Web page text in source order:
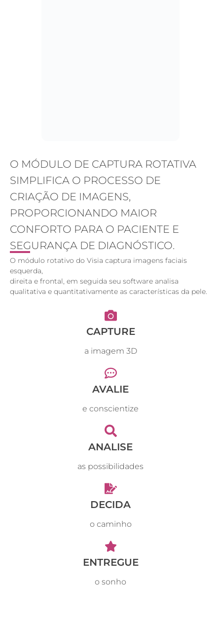
O MÓDULO DE CAPTURA ROTATIVA
SIMPLIFICA O PROCESSO DE
CRIAÇÃO DE IMAGENS,
PROPORCIONANDO MAIOR
CONFORTO PARA O PACIENTE E
SEGURANÇA DE DIAGNÓSTICO.
O módulo rotativo do Visia captura imagens faciais
esquerda,
direita e frontal, em seguida seu software analisa
qualitativa e quantitativamente as características da pele.
CAPTURE
a imagem 3D
AVALIE
e conscientize
ANALISE
as possibilidades
DECIDA
o caminho
ENTREGUE
o sonho